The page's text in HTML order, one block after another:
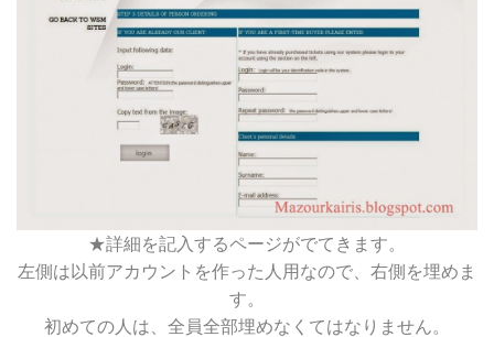
★詳細を記入するページがでてきます。
左側は以前アカウントを作った人用なので、右側を埋めま
す。
初めての人は、全員全部埋めなくてはなりません。